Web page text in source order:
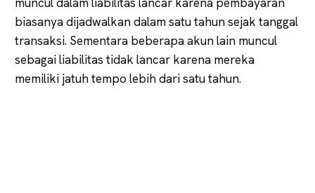
biasanya dijadwalkan dalam satu tahun sejak tanggal
transaksi. Sementara beberapa akun lain muncul
sebagai liabilitas tidak lancar karena mereka
memiliki jatuh tempo lebih dari satu tahun.